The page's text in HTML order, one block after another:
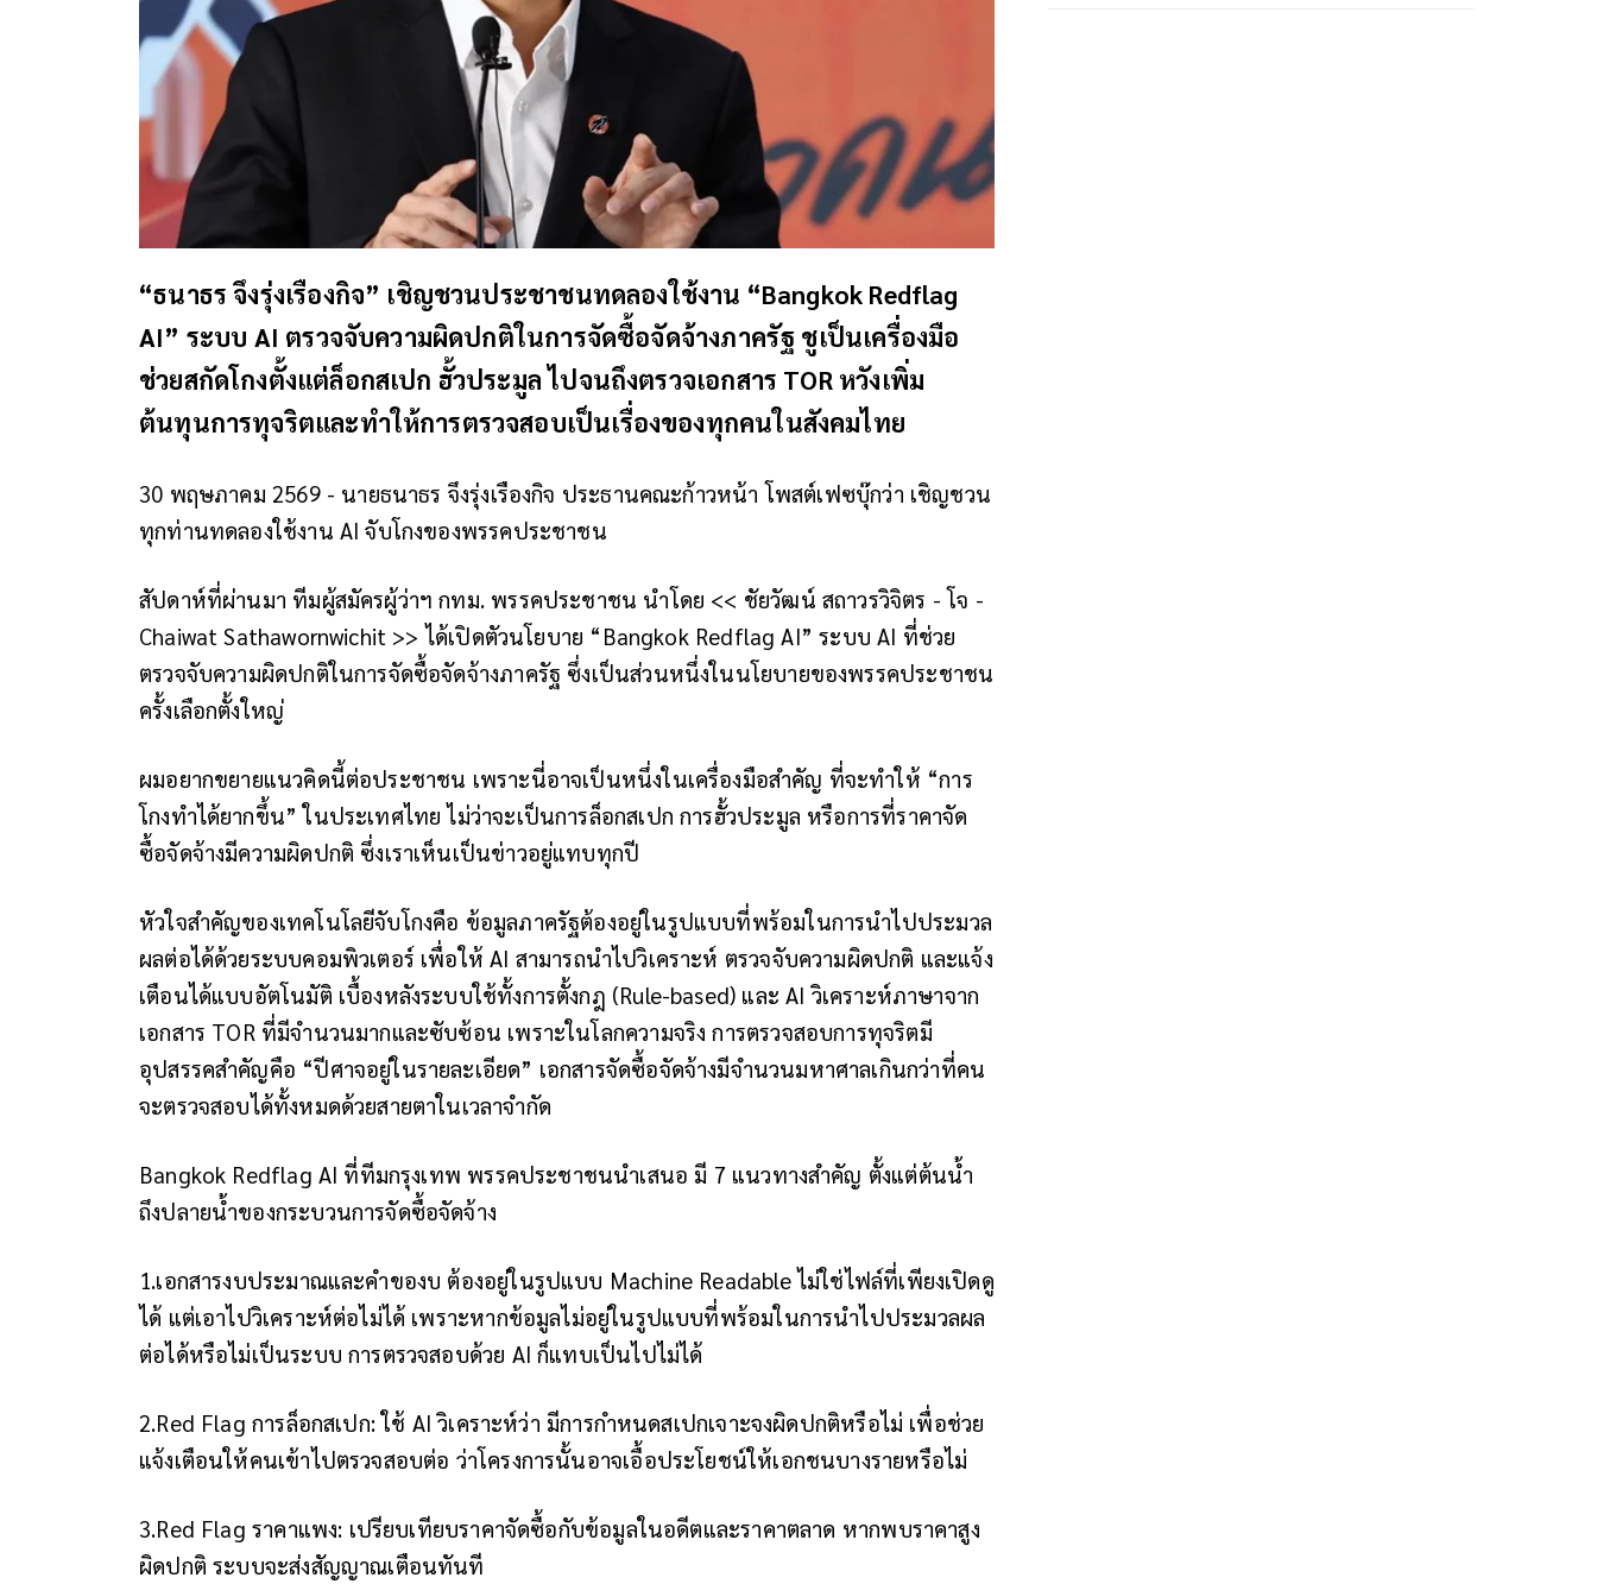
“ธนาธร จึงรุ่งเรืองกิจ” เชิญชวนประชาชนทดลองใช้งาน “Bangkok Redflag
AI” ระบบ AI ตรวจจับความผิดปกติในการจัดซื้อจัดจ้างภาครัฐ ชูเป็นเครื่องมือ
ช่วยสกัดโกงตั้งแต่ล็อกสเปก ฮั้วประมูล ไปจนถึงตรวจเอกสาร TOR หวังเพิ่ม
ต้นทุนการทุจริตและทำให้การตรวจสอบเป็นเรื่องของทุกคนในสังคมไทย
30 พฤษภาคม 2569 - นายธนาธร จึงรุ่งเรืองกิจ ประธานคณะก้าวหน้า โพสต์เฟซบุ๊กว่า เชิญชวน
ทุกท่านทดลองใช้งาน AI จับโกงของพรรคประชาชน
สัปดาห์ที่ผ่านมา ทีมผู้สมัครผู้ว่าฯ กทม. พรรคประชาชน นำโดย << ชัยวัฒน์ สถาวรวิจิตร - โจ -
Chaiwat Sathawornwichit >> ได้เปิดตัวนโยบาย “Bangkok Redflag AI” ระบบ AI ที่ช่วย
ตรวจจับความผิดปกติในการจัดซื้อจัดจ้างภาครัฐ ซึ่งเป็นส่วนหนึ่งในนโยบายของพรรคประชาชน
ครั้งเลือกตั้งใหญ่
ผมอยากขยายแนวคิดนี้ต่อประชาชน เพราะนี่อาจเป็นหนึ่งในเครื่องมือสำคัญ ที่จะทำให้ “การ
โกงทำได้ยากขึ้น” ในประเทศไทย ไม่ว่าจะเป็นการล็อกสเปก การฮั้วประมูล หรือการที่ราคาจัด
ซื้อจัดจ้างมีความผิดปกติ ซึ่งเราเห็นเป็นข่าวอยู่แทบทุกปี
หัวใจสำคัญของเทคโนโลยีจับโกงคือ ข้อมูลภาครัฐต้องอยู่ในรูปแบบที่พร้อมในการนำไปประมวล
ผลต่อได้ด้วยระบบคอมพิวเตอร์ เพื่อให้ AI สามารถนำไปวิเคราะห์ ตรวจจับความผิดปกติ และแจ้ง
เตือนได้แบบอัตโนมัติ เบื้องหลังระบบใช้ทั้งการตั้งกฎ (Rule-based) และ AI วิเคราะห์ภาษาจาก
เอกสาร TOR ที่มีจำนวนมากและซับซ้อน เพราะในโลกความจริง การตรวจสอบการทุจริตมี
อุปสรรคสำคัญคือ “ปีศาจอยู่ในรายละเอียด” เอกสารจัดซื้อจัดจ้างมีจำนวนมหาศาลเกินกว่าที่คน
จะตรวจสอบได้ทั้งหมดด้วยสายตาในเวลาจำกัด
Bangkok Redflag AI ที่ทีมกรุงเทพ พรรคประชาชนนำเสนอ มี 7 แนวทางสำคัญ ตั้งแต่ต้นน้ำ
ถึงปลายน้ำของกระบวนการจัดซื้อจัดจ้าง
1.เอกสารงบประมาณและคำของบ ต้องอยู่ในรูปแบบ Machine Readable ไม่ใช่ไฟล์ที่เพียงเปิดดู
ได้ แต่เอาไปวิเคราะห์ต่อไม่ได้ เพราะหากข้อมูลไม่อยู่ในรูปแบบที่พร้อมในการนำไปประมวลผล
ต่อได้หรือไม่เป็นระบบ การตรวจสอบด้วย AI ก็แทบเป็นไปไม่ได้
2.Red Flag การล็อกสเปก: ใช้ AI วิเคราะห์ว่า มีการกำหนดสเปกเจาะจงผิดปกติหรือไม่ เพื่อช่วย
แจ้งเตือนให้คนเข้าไปตรวจสอบต่อ ว่าโครงการนั้นอาจเอื้อประโยชน์ให้เอกชนบางรายหรือไม่
3.Red Flag ราคาแพง: เปรียบเทียบราคาจัดซื้อกับข้อมูลในอดีตและราคาตลาด หากพบราคาสูง
ผิดปกติ ระบบจะส่งสัญญาณเตือนทันที